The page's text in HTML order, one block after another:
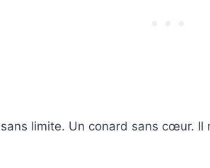
sans limite. Un conard sans cœur.